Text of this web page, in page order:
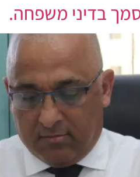
בדיני משפחה.